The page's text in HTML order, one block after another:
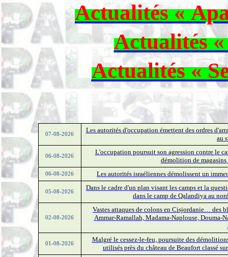
Actualités «
Actualités
Actualités «
07-08-2026
Les autorités d'occupation émettent des ordres
au
06-08-2026
L'occupation poursuit son agression contre le
démolition de
06-08-2026 Les autorités israéliennes démolissent un
05-08-2026
Dans le cadre d'un plan visant les camps et la
dans le camp de Qalandiya au
02-08-2026
Vastes attaques de colons en Cisjordanie… des
Ammar-Ramallah, Madama-Naplouse, Douma-
01-08-2026
Malgré le cessez-le-feu, poursuite des
utilisés près du château de Beaufort classé